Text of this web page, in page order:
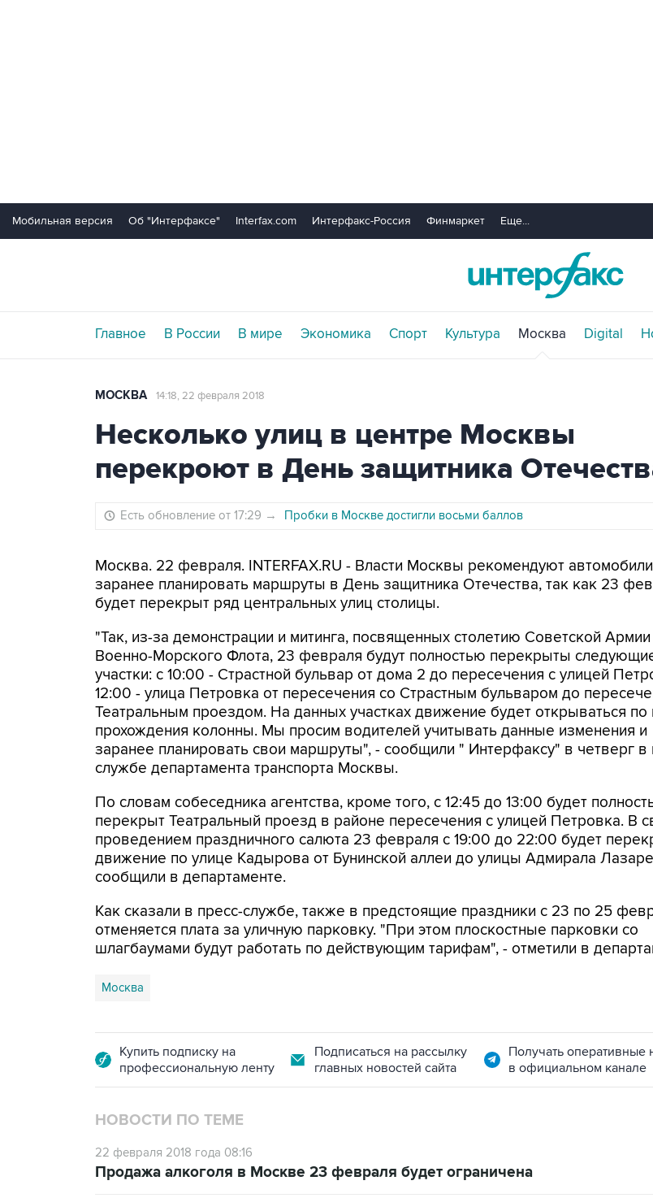
Мобильная версия Об "Интерфаксе" Interfax.com Интерфакс-Россия Финмаркет Еще...
Главное В России В мире Экономика Спорт Культура Москва Digital
МОСКВА 14:18, 22 февраля 2018
Несколько улиц в центре Москвы
перекроют в День защитника
Есть обновление от 17:29 → Пробки в Москве достигли восьми баллов
Москва. 22 февраля. INTERFAX.RU - Власти Москвы рекомендуют
заранее планировать маршруты в День защитника Отечества, так как 23
будет перекрыт ряд центральных улиц столицы.
"Так, из-за демонстрации и митинга, посвященных столетию Советской Армии
Военно-Морского Флота, 23 февраля будут полностью перекрыты
участки: с 10:00 - Страстной бульвар от дома 2 до пересечения с улицей
12:00 - улица Петровка от пересечения со Страстным бульваром до
Театральным проездом. На данных участках движение будет открываться по
прохождения колонны. Мы просим водителей учитывать данные изменения и
заранее планировать свои маршруты", - сообщили " Интерфаксу" в четверг в
службе департамента транспорта Москвы.
По словам собеседника агентства, кроме того, с 12:45 до 13:00 будет
перекрыт Театральный проезд в районе пересечения с улицей Петровка. В
проведением праздничного салюта 23 февраля с 19:00 до 22:00 будет
движение по улице Кадырова от Бунинской аллеи до улицы Адмирала
сообщили в департаменте.
Как сказали в пресс-службе, также в предстоящие праздники с 23 по 25
отменяется плата за уличную парковку. "При этом плоскостные парковки со
шлагбаумами будут работать по действующим тарифам", - отметили в
Москва
Купить подписку на
профессиональную ленту
Подписаться на рассылку
главных новостей сайта
Получать оперативные
в официальном канале
НОВОСТИ ПО ТЕМЕ
22 февраля 2018 года 08:16
Продажа алкоголя в Москве 23 февраля будет ограничена